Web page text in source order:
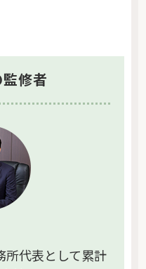
修者
所代表として累計